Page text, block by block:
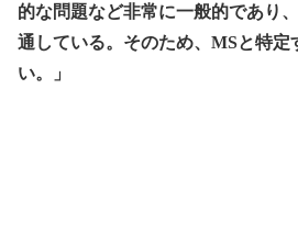
的な問題など非常に一般的であり
通している。そのため、MSと特定
い。」